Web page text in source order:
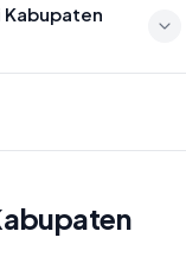
Kabupaten